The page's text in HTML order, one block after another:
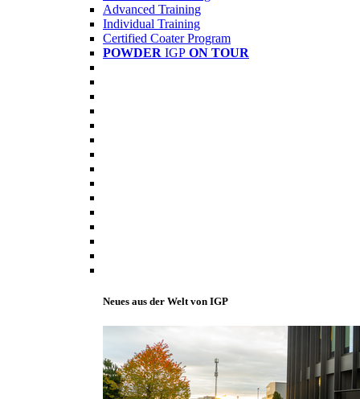
Advanced Training
Individual Training
Certified Coater Program
POWDER IGP ON TOUR
Neues aus der Welt von IGP